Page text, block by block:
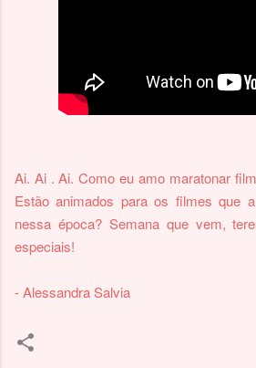
Ai. Ai . Ai. Como eu amo maratonar
Estão animados para os filmes que
nessa época? Semana que vem,
especiais!
- Alessandra Salvia